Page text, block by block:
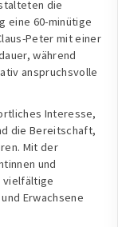
die
eine 60-minütige
Peter mit einer
während
anspruchsvolle
Interesse,
die Bereitschaft,
Mit der
und
vielfältige
Erwachsene